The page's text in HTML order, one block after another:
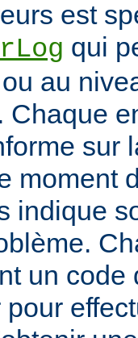
est
qui
au
Chaque
sur
moment
indique
un code